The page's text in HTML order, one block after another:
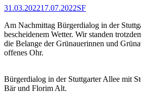
Veröffentlicht
31.03.202217.07.2022Autor
SF
Am Nachmittag Bürgerdialog in der
bescheidenem Wetter. Wir standen
die Belange der Grünauerinnen und
offenes Ohr.
Bürgerdialog in der Stuttgarter Allee mit
Bär und Florim Alt.